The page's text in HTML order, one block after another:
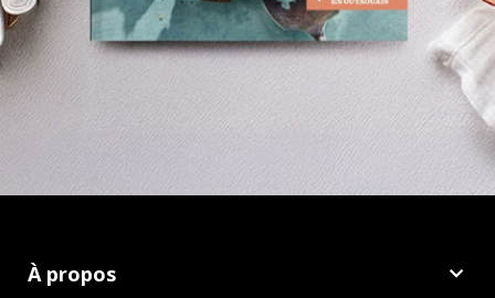
À propos